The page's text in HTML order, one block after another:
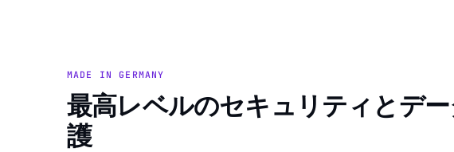
MADE IN GERMANY
最高レベルのセキュリティとデータ保
護